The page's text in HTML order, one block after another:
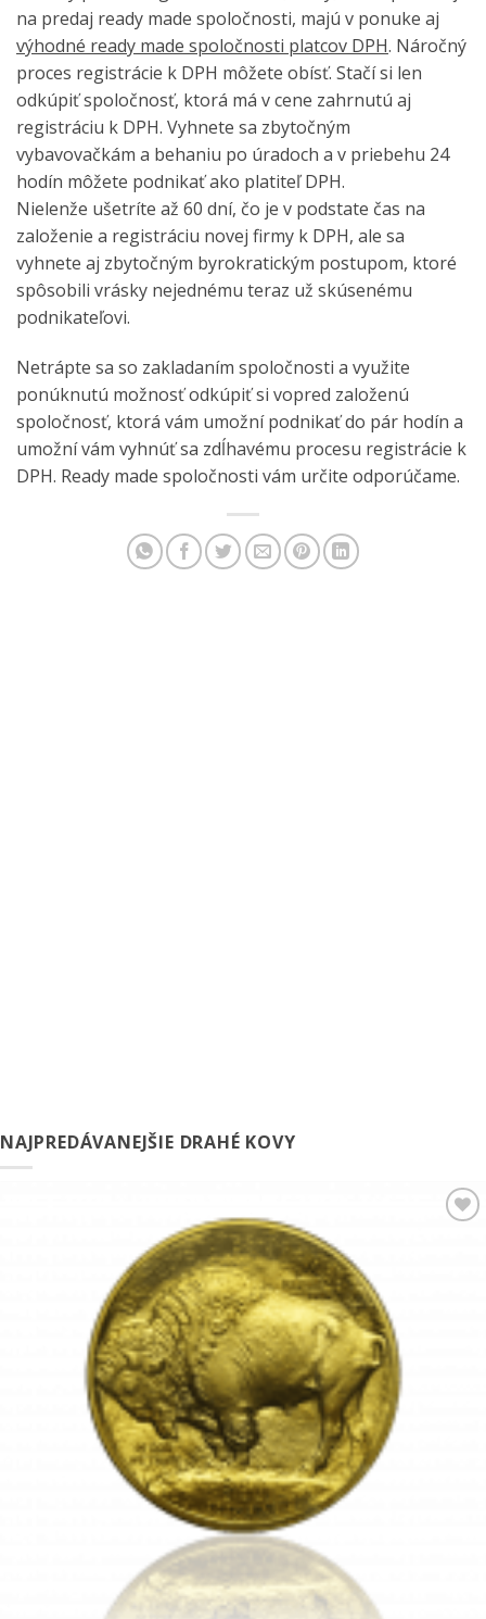
na predaj ready made spoločnosti, majú v ponuke aj
výhodné ready made spoločnosti platcov DPH. Náročný
proces registrácie k DPH môžete obísť. Stačí si len
odkúpiť spoločnosť, ktorá má v cene zahrnutú aj
registráciu k DPH. Vyhnete sa zbytočným
vybavovačkám a behaniu po úradoch a v priebehu 24
hodín môžete podnikať ako platiteľ DPH.
Nielenže ušetríte až 60 dní, čo je v podstate čas na
založenie a registráciu novej firmy k DPH, ale sa
vyhnete aj zbytočným byrokratickým postupom, ktoré
spôsobili vrásky nejednému teraz už skúsenému
podnikateľovi.
Netrápte sa so zakladaním spoločnosti a využite
ponúknutú možnosť odkúpiť si vopred založenú
spoločnosť, ktorá vám umožní podnikať do pár hodín a
umožní vám vyhnúť sa zdĺhavému procesu registrácie k
DPH. Ready made spoločnosti vám určite odporúčame.
NAJPREDÁVANEJŠIE DRAHÉ KOVY